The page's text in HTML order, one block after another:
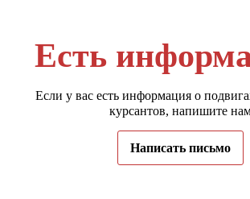
Есть
Если у вас есть информация о
курсантов, напишите
Написать письмо